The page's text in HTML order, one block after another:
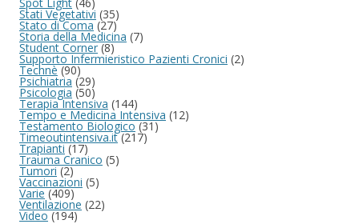
Stati Vegetativi (35)
Stato di Coma(27)
Storia della Medicina (7)
Student Corner(8)
Supporto Infermieristico Pazienti Cronici (2)
Technè(90)
Psichiatria (29)
Psicologia (50)
Terapia Intensiva (144)
Tempo e Medicina Intensiva (12)
Testamento Biologico(31)
Timeoutintensiva.it(217)
Trapianti(17)
Trauma Cranico (5)
Tumori(2)
Vaccinazioni (5)
Varie(409)
Ventilazione (22)
Video(194)